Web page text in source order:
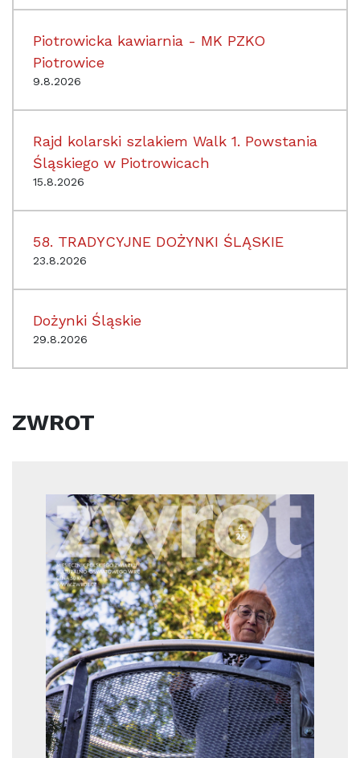
Piotrowicka kawiarnia - MK PZKO
Piotrowice
9.8.2026
Rajd kolarski szlakiem Walk 1. Powstania
Śląskiego w Piotrowicach
15.8.2026
58. TRADYCYJNE DOŻYNKI ŚLĄSKIE
23.8.2026
Dożynki Śląskie
29.8.2026
ZWROT